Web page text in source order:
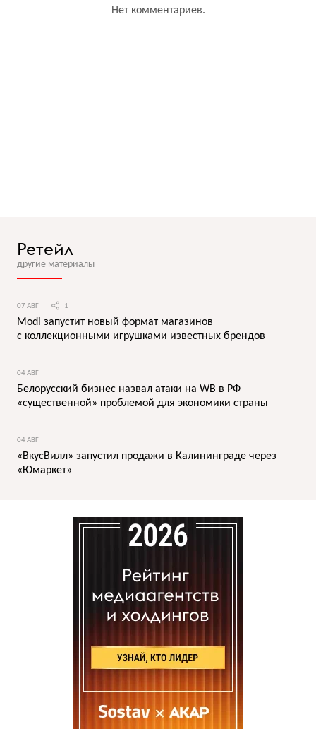
Нет комментариев.
Ретейл
другие материалы
07 АВГ 1
Modi запустит новый формат магазинов
с коллекционными игрушками известных брендов
04 АВГ
Белорусский бизнес назвал атаки на WB в РФ
«существенной» проблемой для экономики страны
04 АВГ
«ВкусВилл» запустил продажи в Калининграде через
«Юмаркет»